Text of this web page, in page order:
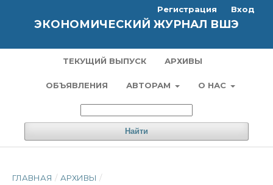
ЭКОНОМИЧЕСКИЙ ЖУРНАЛ ВШЭ
ТЕКУЩИЙ ВЫПУСК АРХИВЫ
ОБЪЯВЛЕНИЯ АВТОРАМ О НАС
Найти
Регистрация Вход
ГЛАВНАЯ / АРХИВЫ /